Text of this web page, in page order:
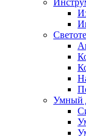
Умный